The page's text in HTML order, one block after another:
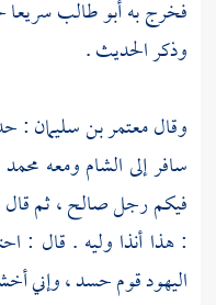
فخرج بهأبو طالبسريعا
وذكر الحديث .
وقالمعتمر بن سليمان:
سافر إلىالشامومعه
فيكم رجل صالح ، ثم قال
: هذا أنذا وليه . قال :
اليهودقوم حسد ، وإني